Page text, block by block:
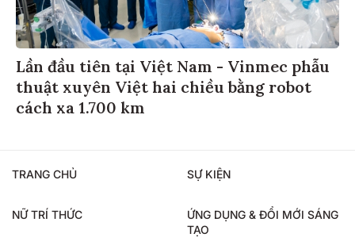
Lần đầu tiên tại Việt Nam - Vinmec phẫu
thuật xuyên Việt hai chiều bằng robot
cách xa 1.700 km
TRANG CHỦ SỰ KIỆN
NỮ TRÍ THỨC
ỨNG DỤNG & ĐỔI MỚI SÁNG
TẠO